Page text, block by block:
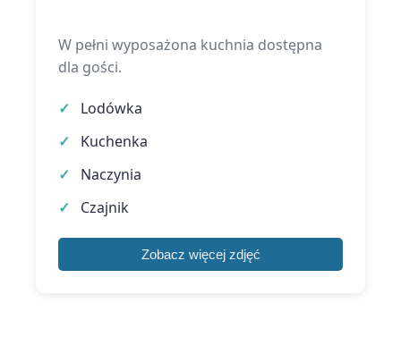
W pełni wyposażona kuchnia dostępna
dla gości.
Lodówka
Kuchenka
Naczynia
Czajnik
Zobacz więcej zdjęć